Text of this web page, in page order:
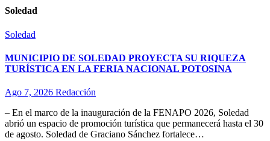
Soledad
Soledad
MUNICIPIO DE SOLEDAD PROYECTA SU RIQUEZA
TURÍSTICA EN LA FERIA NACIONAL POTOSINA
Ago 7, 2026 Redacción
– En el marco de la inauguración de la FENAPO 2026, Soledad
abrió un espacio de promoción turística que permanecerá hasta el 30
de agosto. Soledad de Graciano Sánchez fortalece…